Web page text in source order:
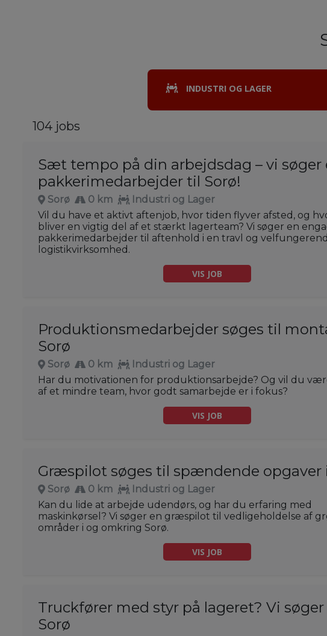
INDUSTRI OG LAGER
104 jobs
Sæt tempo på din arbejdsdag – vi søger
pakkerimedarbejder til Sorø!
Sorø 0 km
Industri og Lager
Vil du have et aktivt aftenjob, hvor tiden flyver afsted, og
bliver en vigtig del af et stærkt lagerteam? Vi søger en
pakkerimedarbejder til aftenhold i en travl og
logistikvirksomhed.
VIS JOB
Produktionsmedarbejder søges til
Sorø
Sorø 0 km
Industri og Lager
Har du motivationen for produktionsarbejde? Og vil du
af et mindre team, hvor godt samarbejde er i fokus?
VIS JOB
Græspilot søges til spændende opgaver
Sorø 0 km
Industri og Lager
Kan du lide at arbejde udendørs, og har du erfaring med
maskinkørsel? Vi søger en græspilot til vedligeholdelse af
områder i og omkring Sorø.
VIS JOB
Truckfører med styr på lageret? Vi
Sorø